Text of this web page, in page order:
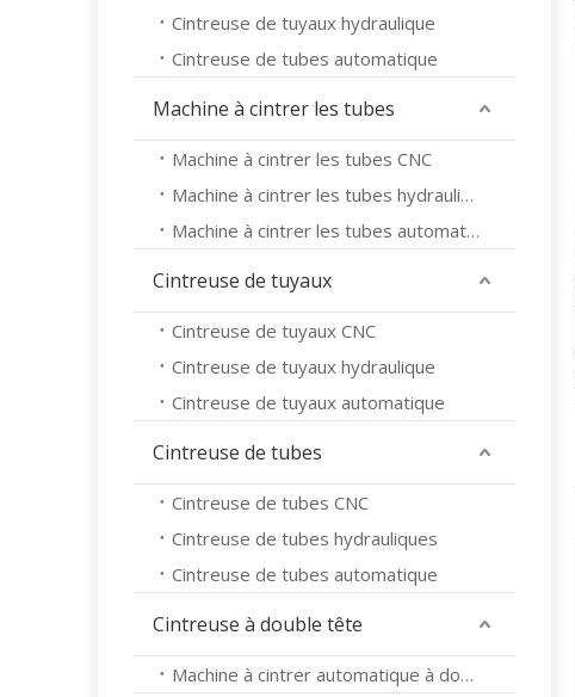
Cintreuse de tuyaux hydraulique
Cintreuse de tubes automatique
Machine à cintrer les tubes
Machine à cintrer les tubes CNC
Machine à cintrer les tubes hydrauliques
Machine à cintrer les tubes automatique
Cintreuse de tuyaux
Cintreuse de tuyaux CNC
Cintreuse de tuyaux hydraulique
Cintreuse de tuyaux automatique
Cintreuse de tubes
Cintreuse de tubes CNC
Cintreuse de tubes hydrauliques
Cintreuse de tubes automatique
Cintreuse à double tête
Machine à cintrer automatique à double tête